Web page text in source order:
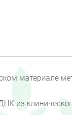
материале
из